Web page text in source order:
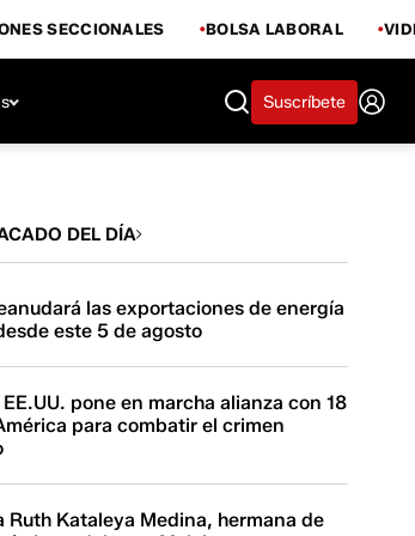
SECCIONALES BOLSA LABORAL
Suscríbete
DEL DÍA
las exportaciones de energía
este 5 de agosto
pone en marcha alianza con 18
para combatir el crimen
Ruth Kataleya Medina, hermana de